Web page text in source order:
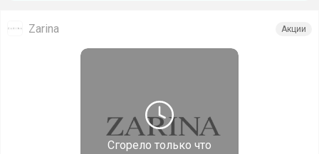
Сгорело только что
Zarina Акции